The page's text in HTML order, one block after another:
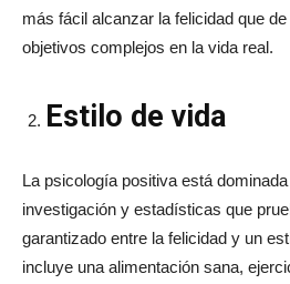
más fácil alcanzar la felicidad que
objetivos complejos en la vida real.
Estilo de vida
La psicología positiva está
investigación y estadísticas que
garantizado entre la felicidad y un
incluye una alimentación sana,